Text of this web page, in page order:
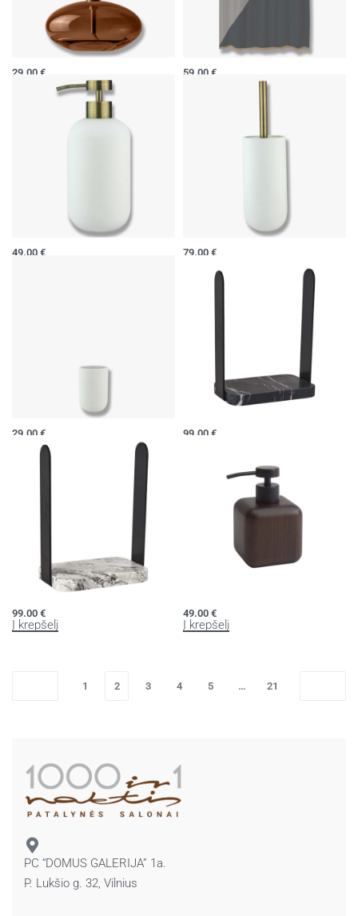
Aliejinė lempa-žvakidė AURA
29.00 €
Į krepšelį
Dušo užuolaida
59.00 €
Muilo dozatorius Lotus
49.00 €
WC Šepetys Lotus
79.00 €
29.00 €
Į krepšelį
99.00 €
Rankšluosčių laikiklis NERO
99.00 €
Į krepšelį
49.00 €
Į krepšelį
1 2 3 4 5 … 21
PC “DOMUS GALERIJA” 1a.
P. Lukšio g. 32, Vilnius